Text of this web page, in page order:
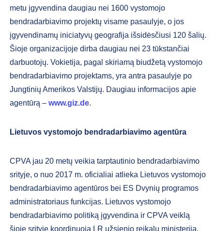
metu įgyvendina daugiau nei 1600 vystomojo
bendradarbiavimo projektų visame pasaulyje, o jos
įgyvendinamų iniciatyvų geografija išsidėsčiusi 120 šalių.
Šioje organizacijoje dirba daugiau nei 23 tūkstančiai
darbuotojų. Vokietija, pagal skiriamą biudžetą vystomojo
bendradarbiavimo projektams, yra antra pasaulyje po
Jungtinių Amerikos Valstijų. Daugiau informacijos apie
agentūrą – www.giz.de.
Lietuvos vystomojo bendradarbiavimo agentūra
CPVA jau 20 metų veikia tarptautinio bendradarbiavimo
srityje, o nuo 2017 m. oficialiai atlieka Lietuvos vystomojo
bendradarbiavimo agentūros bei ES Dvynių programos
administratoriaus funkcijas. Lietuvos vystomojo
bendradarbiavimo politiką įgyvendina ir CPVA veiklą
šioje srityje koordinuoja LR užsienio reikalų ministerija.